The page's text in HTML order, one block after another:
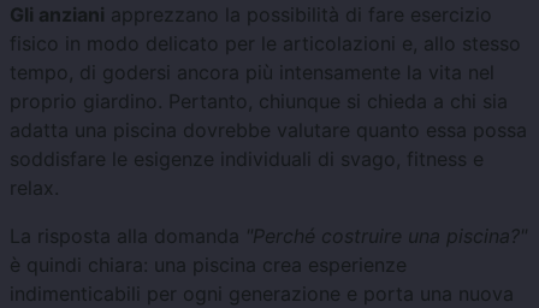
Gli anziani apprezzano la possibilità di fare esercizio
fisico in modo delicato per le articolazioni e, allo stesso
tempo, di godersi ancora più intensamente la vita nel
proprio giardino. Pertanto, chiunque si chieda a chi sia
adatta una piscina dovrebbe valutare quanto essa possa
soddisfare le esigenze individuali di svago, fitness e
relax.
La risposta alla domanda "Perché costruire una piscina?"
è quindi chiara: una piscina crea esperienze
indimenticabili per ogni generazione e porta una nuova